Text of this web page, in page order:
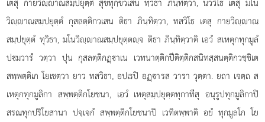
วิฺาณสมฺปยุตฺตํ กุสลตฺติกวเสน ติธา ภินฺทิตฺวา, ทสวิโธ เตสุ กายวิฺาณ
สมฺปยุตฺตํ ทุวิธา, มโนวิฺาณสมฺปยุตฺตฺจ ติธา ภินฺทิตฺวาติ เอวํ สเหตุกทุกมูลํ
ปมวารํ วตฺวา ปุน กุสลตฺติกฏฺาเน เวทนาตฺติกปีติตฺติกสนิทสฺสนตฺติกวชฺชิเต
สพฺพตฺติเก โยเชตฺวา ยาว ทสวิธา, อปเรปิ อฏฺารส วารา วุตฺตา. ยถา เจตฺถ ส
เหตุกทุกมูลิกา สพฺพตฺติกโยชนา, เอวํ เหตุสมฺปยุตฺตทุกาทีสุ อนุรูปทุกมูลิกาปิ
สรณทุกปริโยสานา ปจฺเจกํ สพฺพตฺติกโยชนาปิ เวทิตพฺพาติ อยํ ทุกมูลโก โย